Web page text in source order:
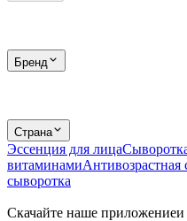
Бренд
Страна
Эссенция для лица
витаминамиАнтивозрастная
сыворотка
Скачайте наше приложениеи